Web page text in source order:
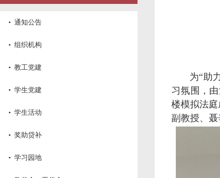
· 通知公告
· 组织机构
· 教工党建
· 学生党建
· 学生活动
· 奖助贷补
· 学习园地
为“助
习氛围，
楼模拟法
副教授、